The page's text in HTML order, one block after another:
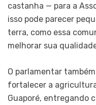
castanha — para a
isso pode parecer
terra, como essa
melhorar sua
O parlamentar
fortalecer a
Guaporé, entregando